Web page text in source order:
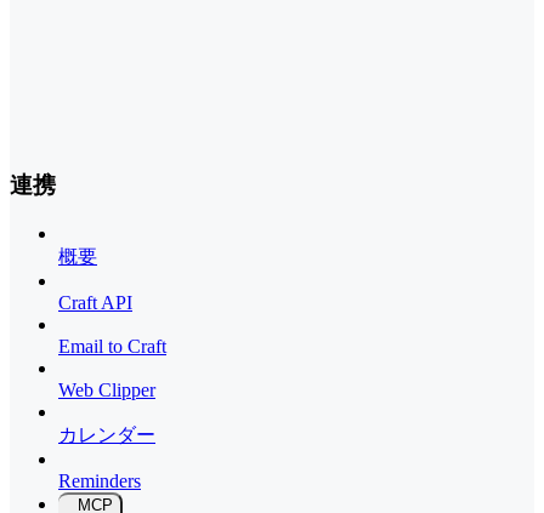
連携
概要
Craft API
Email to Craft
Web Clipper
カレンダー
Reminders
MCP